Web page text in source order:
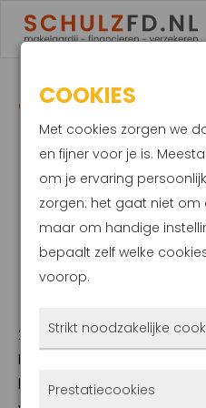
TIJDELIJK
BIEDT
BETALEN
20 juli 2025
De energierekening blijft
huishoudens een flinke
COOKIES
Met cookies zorgen we
en fijner voor je is.
om je ervaring
zorgen: het gaat niet om
maar om handige
bepaalt zelf welke
voorop.
Strikt noodzakelijke
Prestatiecookies